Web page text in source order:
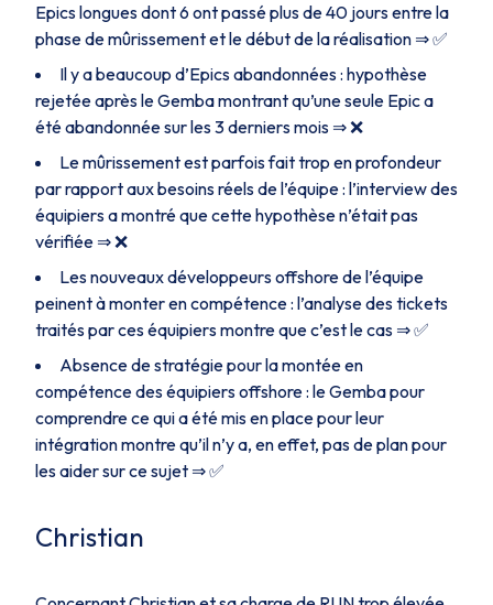
Epics longues dont 6 ont passé plus de 40 jours entre la
phase de mûrissement et le début de la réalisation ⇒ ✅
Il y a beaucoup d’Epics abandonnées : hypothèse
rejetée après le Gemba montrant qu’une seule Epic a
été abandonnée sur les 3 derniers mois ⇒ ❌
Le mûrissement est parfois fait trop en profondeur
par rapport aux besoins réels de l’équipe : l’interview des
équipiers a montré que cette hypothèse n’était pas
vérifiée ⇒ ❌
Les nouveaux développeurs offshore de l’équipe
peinent à monter en compétence : l’analyse des tickets
traités par ces équipiers montre que c’est le cas ⇒ ✅
Absence de stratégie pour la montée en
compétence des équipiers offshore : le Gemba pour
comprendre ce qui a été mis en place pour leur
intégration montre qu’il n’y a, en effet, pas de plan pour
les aider sur ce sujet ⇒ ✅
Christian